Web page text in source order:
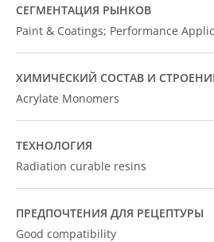
СЕГМЕНТАЦИЯ РЫНКОВ
Paint & Coatings; Performance
ХИМИЧЕСКИЙ СОСТАВ И
Acrylate Monomers
ТЕХНОЛОГИЯ
Radiation curable resins
ПРЕДПОЧТЕНИЯ ДЛЯ РЕЦЕПТУРЫ
Good compatibility